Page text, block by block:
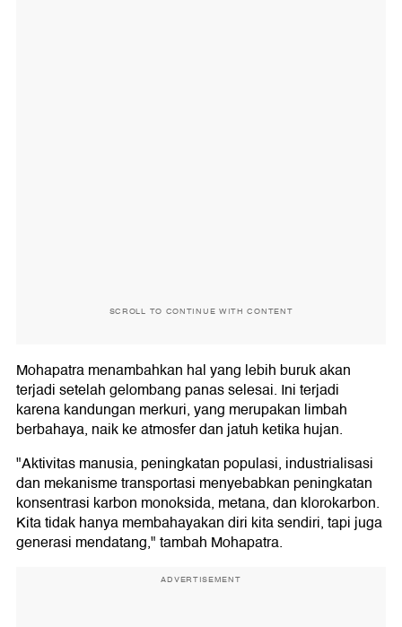
SCROLL TO CONTINUE WITH CONTENT
Mohapatra menambahkan hal yang lebih buruk akan
terjadi setelah gelombang panas selesai. Ini terjadi
karena kandungan merkuri, yang merupakan limbah
berbahaya, naik ke atmosfer dan jatuh ketika hujan.
"Aktivitas manusia, peningkatan populasi, industrialisasi
dan mekanisme transportasi menyebabkan peningkatan
konsentrasi karbon monoksida, metana, dan klorokarbon.
Kita tidak hanya membahayakan diri kita sendiri, tapi juga
generasi mendatang," tambah Mohapatra.
ADVERTISEMENT